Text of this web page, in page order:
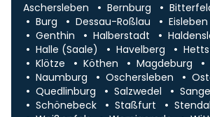
Aschersleben Bernburg
Burg
Dessau-Roßlau Eisleben
Genthin
Halberstadt
Halle (Saale)
Havelberg
Klötze
Köthen Magdeburg
Naumburg
Oschersleben
Quedlinburg
Salzwedel
Schönebeck
Staßfurt Stendal